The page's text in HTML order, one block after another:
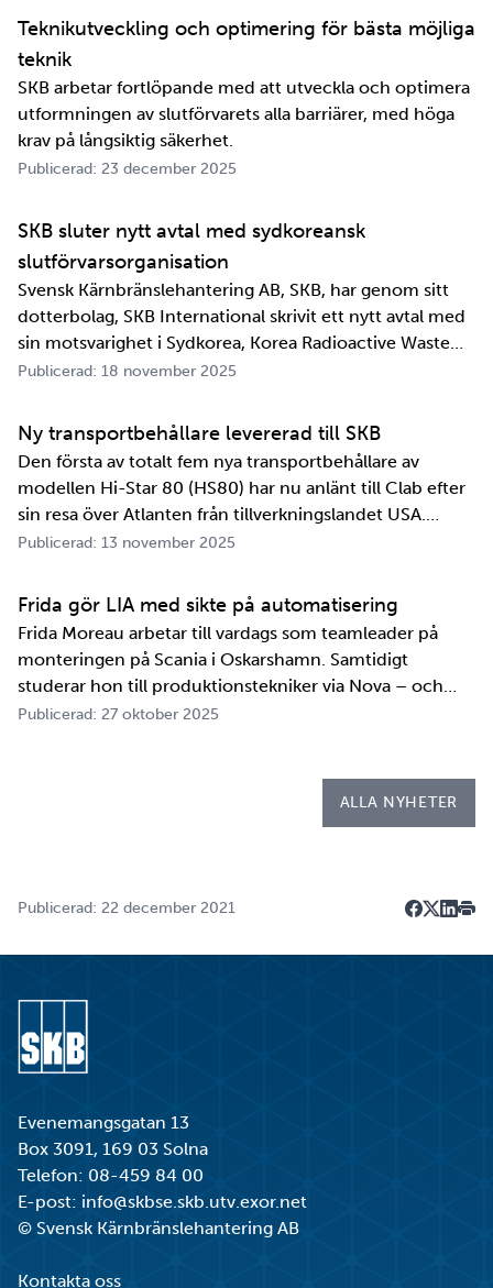
perspektiv i alla fall. För oss på SKB är det …
Teknikutveckling och optimering för bästa möjliga
teknik
SKB arbetar fortlöpande med att utveckla och optimera
utformningen av slutförvarets alla barriärer, med höga
krav på långsiktig säkerhet.
Publicerad: 23 december 2025
SKB sluter nytt avtal med sydkoreansk
slutförvarsorganisation
Svensk Kärnbränslehantering AB, SKB, har genom sitt
dotterbolag, SKB International skrivit ett nytt avtal med
sin motsvarighet i Sydkorea, Korea Radioactive Waste
Agency, KORAD. Avtalet, som är ett så kallat
samarbetet mellan de två organisationerna. …
Publicerad: 18 november 2025
Ny transportbehållare levererad till SKB
Den första av totalt fem nya transportbehållare av
modellen Hi-Star 80 (HS80) har nu anlänt till Clab efter
sin resa över Atlanten från tillverkningslandet USA.
Innan transportbehållaren kan bli en del av SKB:s
tester och utbildningar. Redan 2008 i…
Publicerad: 13 november 2025
Frida gör LIA med sikte på automatisering
Frida Moreau arbetar till vardags som teamleader på
monteringen på Scania i Oskarshamn. Samtidigt
studerar hon till produktionstekniker via Nova – och
under tio veckor i höst gör hon både sin praktik, även
Publicerad: 27 oktober 2025
ALLA NYHETER
Publicerad: 22 december 2021
Evenemangsgatan 13
Box 3091, 169 03 Solna
Telefon: 08-459 84 00
E-post: info@skbse.skb.utv.exor.net
© Svensk Kärnbränslehantering AB
Kontakta oss